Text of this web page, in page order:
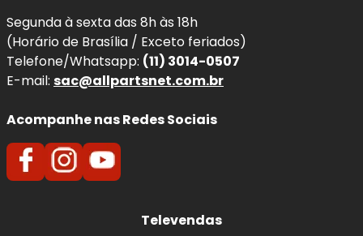
Segunda à sexta das 8h às 18h
(Horário de Brasília / Exceto feriados)
Telefone/Whatsapp: (11) 3014-0507
E-mail: sac@allpartsnet.com.br
Acompanhe nas Redes Sociais
Televendas